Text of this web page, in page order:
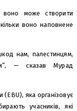
може створити
воно наповнене
нам, палестинцям,
— сказав Мурад
(EBU), яка організовує
учасників, які